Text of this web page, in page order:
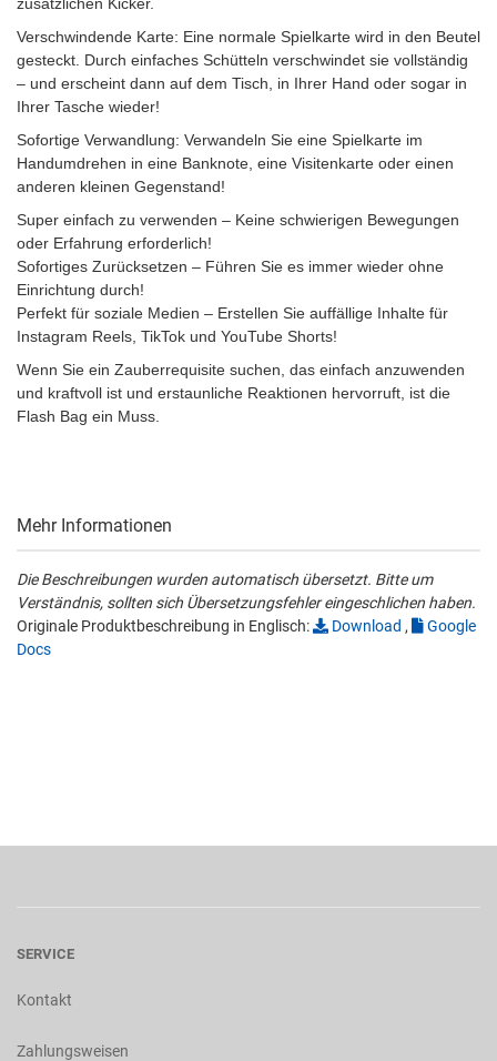
Verschwindende Karte: Eine normale Spielkarte wird in den Beutel
gesteckt. Durch einfaches Schütteln verschwindet sie vollständig
– und erscheint dann auf dem Tisch, in Ihrer Hand oder sogar in
Ihrer Tasche wieder!
Sofortige Verwandlung: Verwandeln Sie eine Spielkarte im
Handumdrehen in eine Banknote, eine Visitenkarte oder einen
anderen kleinen Gegenstand!
Super einfach zu verwenden – Keine schwierigen Bewegungen
oder Erfahrung erforderlich!
Sofortiges Zurücksetzen – Führen Sie es immer wieder ohne
Einrichtung durch!
Perfekt für soziale Medien – Erstellen Sie auffällige Inhalte für
Instagram Reels, TikTok und YouTube Shorts!
Wenn Sie ein Zauberrequisite suchen, das einfach anzuwenden
und kraftvoll ist und erstaunliche Reaktionen hervorruft, ist die
Flash Bag ein Muss.
Mehr Informationen
Die Beschreibungen wurden automatisch übersetzt. Bitte um
Verständnis, sollten sich Übersetzungsfehler eingeschlichen haben.
Originale Produktbeschreibung in Englisch:
Download ,
Google
Docs
SERVICE
Kontakt
Zahlungsweisen